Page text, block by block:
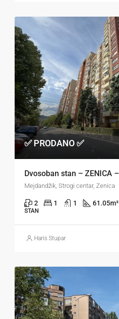
✅ PRODANO ✅
Mejdandžik, Strogi centar, Zenica
2 1 1 61.05m²
STAN
Haris Stupar